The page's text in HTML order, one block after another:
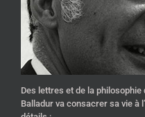
Des lettres et de la
Balladur va consacrer sa vie à